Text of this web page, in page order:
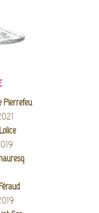
Pierrefeu